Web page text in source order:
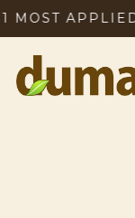
APPLIED